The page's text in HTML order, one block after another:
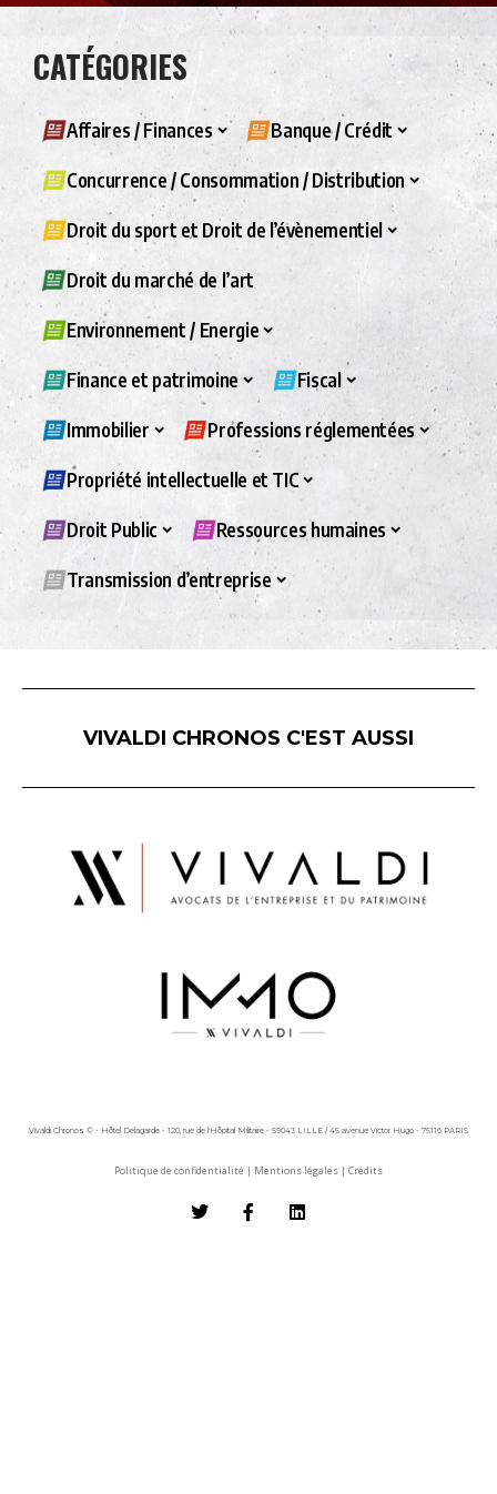
CATÉGORIES
Affaires / Finances Banque / Crédit
Concurrence / Consommation / Distribution
Droit du sport et Droit de l’évènementiel
Droit du marché de l’art
Environnement / Energie
Finance et patrimoine Fiscal
Immobilier Professions réglementées
Propriété intellectuelle et TIC
Droit Public Ressources humaines
Transmission d’entreprise
VIVALDI CHRONOS C'EST AUSSI
Vivaldi Chronos © - Hôtel Delagarde - 120, rue de l'Hôpital Militaire - 59043 LILLE / 45 avenue Victor Hugo - 75116 PARIS
Politique de confidentialité | Mentions légales | Crédits